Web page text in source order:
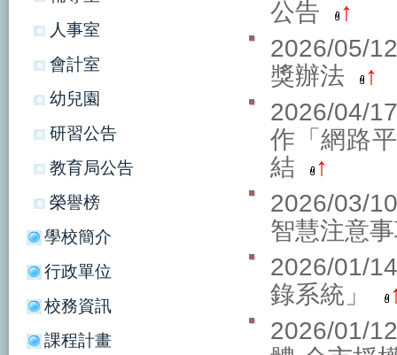
人事室
會計室
幼兒園
研習公告
教育局公告
榮譽榜
學校簡介
行政單位
校務資訊
課程計畫
公告
↑
2026/05/
獎辦法
↑
2026/04/
作「網路
結
↑
2026/03/
智慧注意
2026/01/
錄系統」
2026/01/